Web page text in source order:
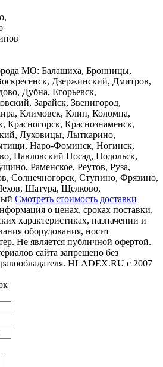
МО: Балашиха, Бронницы,
Дзержинский, Дмитров,
Дубна, Егорьевск,
Зарайск, Звенигород,
Климовск, Клин, Коломна,
Красногорск, Краснознаменск,
Луховицы, Лыткарино,
Наро-Фоминск, Ногинск,
Павловский Посад, Подольск,
Раменское, Реутов, Руза,
Солнечногорск, Ступино, Фрязино,
Шатура, Щелково,
Смотреть стоимость доставки
о ценах, сроках поставки,
характеристиках, назначении и
оборудования, носит
Не является публичной офертой.
сайта запрещено без
HLADEX.RU c 2007